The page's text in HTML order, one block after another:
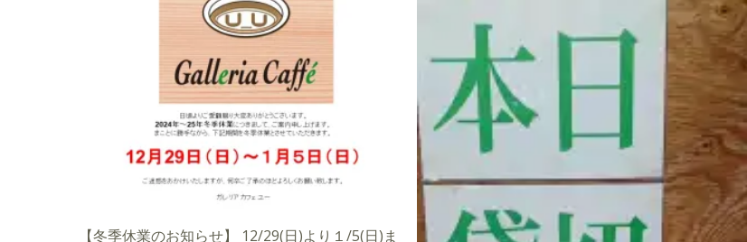
【冬季休業のお知らせ】 12/29(日)より１/5(日)ま